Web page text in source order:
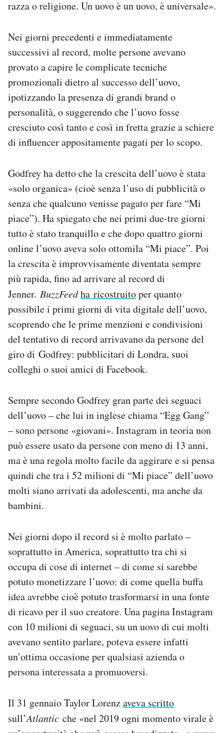
razza o religione. Un uovo è un uovo, è universale».
Nei giorni precedenti e immediatamente
successivi al record, molte persone avevano
provato a capire le complicate tecniche
promozionali dietro al successo dell’uovo,
ipotizzando la presenza di grandi brand o
personalità, o suggerendo che l’uovo fosse
cresciuto così tanto e così in fretta grazie a schiere
di influencer appositamente pagati per lo scopo.
Godfrey ha detto che la crescita dell’uovo è stata
«solo organica» (cioè senza l’uso di pubblicità o
senza che qualcuno venisse pagato per fare “Mi
piace”). Ha spiegato che nei primi due-tre giorni
tutto è stato tranquillo e che dopo quattro giorni
online l’uovo aveva solo ottomila “Mi piace”. Poi
la crescita è improvvisamente diventata sempre
più rapida, fino ad arrivare al record di
Jenner. BuzzFeedha ricostruitoper quanto
possibile i primi giorni di vita digitale dell’uovo,
scoprendo che le prime menzioni e condivisioni
del tentativo di record arrivavano da persone del
giro di Godfrey: pubblicitari di Londra, suoi
colleghi o suoi amici di Facebook.
Sempre secondo Godfrey gran parte dei seguaci
dell’uovo – che lui in inglese chiama “Egg Gang”
– sono persone «giovani». Instagram in teoria non
può essere usato da persone con meno di 13 anni,
ma è una regola molto facile da aggirare e si pensa
quindi che tra i 52 milioni di “Mi piace” dell’uovo
molti siano arrivati da adolescenti, ma anche da
bambini.
Nei giorni dopo il record si è molto parlato –
soprattutto in America, soprattutto tra chi si
occupa di cose di internet – di come si sarebbe
potuto monetizzare l’uovo: di come quella buffa
idea avrebbe cioè potuto trasformarsi in una fonte
di ricavo per il suo creatore. Una pagina Instagram
con 10 milioni di seguaci, su un uovo di cui molti
avevano sentito parlare, poteva essere infatti
un’ottima occasione per qualsiasi azienda o
persona interessata a promuoversi.
Il 31 gennaio Taylor Lorenzaveva scritto
sull’Atlantic che «nel 2019 ogni momento virale è